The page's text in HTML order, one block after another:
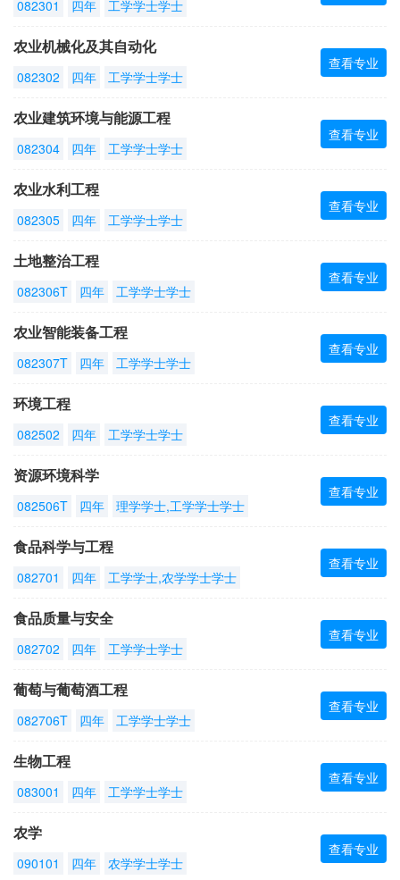
082301 四年 工学学士学士
农业机械化及其自动化
082302 四年 工学学士学士
查看专业
农业建筑环境与能源工程
082304 四年 工学学士学士
查看专业
农业水利工程
082305 四年 工学学士学士
查看专业
土地整治工程
082306T 四年 工学学士学士
查看专业
农业智能装备工程
082307T 四年 工学学士学士
查看专业
环境工程
082502 四年 工学学士学士
查看专业
资源环境科学
082506T 四年 理学学士,工学学士学士
查看专业
食品科学与工程
082701 四年 工学学士,农学学士学士
查看专业
食品质量与安全
082702 四年 工学学士学士
查看专业
葡萄与葡萄酒工程
082706T 四年 工学学士学士
查看专业
生物工程
083001 四年 工学学士学士
查看专业
农学
090101 四年 农学学士学士
查看专业